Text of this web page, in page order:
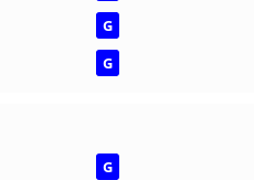
G
G
G